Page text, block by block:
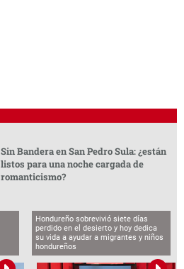
Sin Bandera en San Pedro Sula: ¿están
listos para una noche cargada de
romanticismo?
Hondureño sobrevivió siete días
perdido en el desierto y hoy dedica
su vida a ayudar a migrantes y niños
hondureños